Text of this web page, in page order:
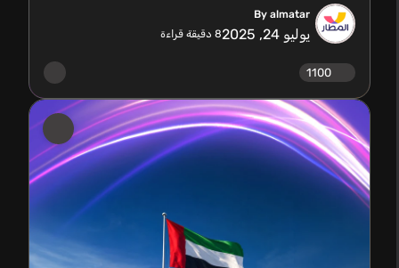
By almatar
يوليو 24, 2025 8دقيقة قراءة